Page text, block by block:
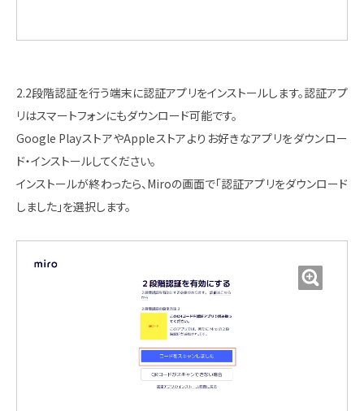
2.2段階認証を行う端末に認証アプリをインストールします。認証アプ
リはスマートフォンにもダウンロード可能です。
Google PlayストアやAppleストアよりお好きなアプリをダウンロー
ド・インストールしてください。
インストールが終わったら、Miroの画面で「認証アプリをダウンロード
しました」を選択します。